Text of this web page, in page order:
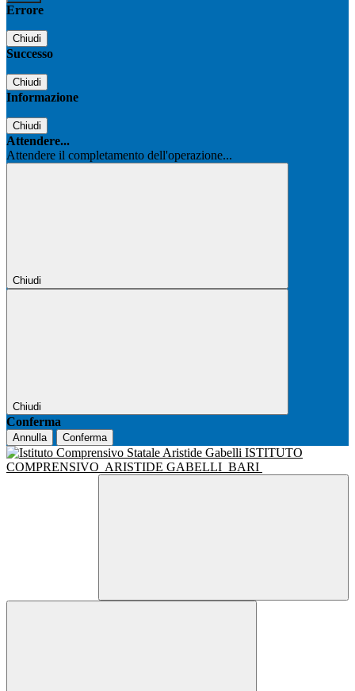
Errore
Chiudi
Successo
Chiudi
Informazione
Chiudi
Attendere...
Attendere il completamento dell'operazione...
Chiudi
Chiudi
Conferma
Annulla Conferma
ISTITUTO
COMPRENSIVO ARISTIDE GABELLI BARI